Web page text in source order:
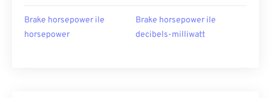
Brake horsepower ile
horsepower
Brake horsepower ile
decibels-milliwatt